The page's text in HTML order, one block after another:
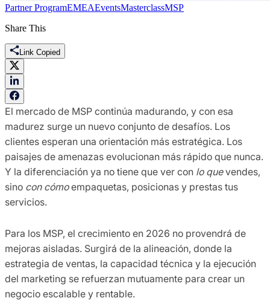
Partner ProgramEMEAEventsMasterclassMSP
Share This
Link Copied
El mercado de MSP continúa madurando, y con esa
madurez surge un nuevo conjunto de desafíos. Los
clientes esperan una orientación más estratégica. Los
paisajes de amenazas evolucionan más rápido que nunca.
Y la diferenciación ya no tiene que ver con lo quevendes,
sino con cómoempaquetas, posicionas y prestas tus
servicios.
Para los MSP, el crecimiento en 2026 no provendrá de
mejoras aisladas. Surgirá de la alineación, donde la
estrategia de ventas, la capacidad técnica y la ejecución
del marketing se refuerzan mutuamente para crear un
negocio escalable y rentable.